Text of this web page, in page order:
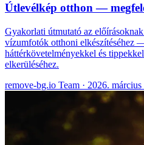
Útlevélkép otthon —
Gyakorlati útmutató az
vízumfotók otthoni elkészítéséhez
háttérkövetelményekkel és
elkerüléséhez.
remove-bg.io Team · 2026. március